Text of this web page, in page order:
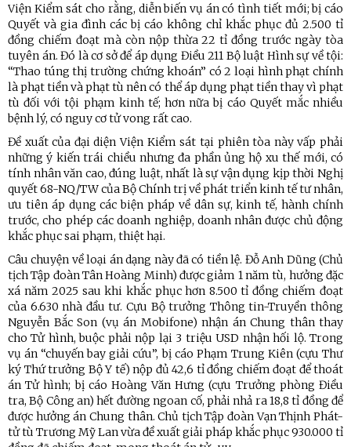
Viện Kiểm sát cho rằng, diễn biến vụ án có tình tiết mới; bị cáo
Quyết và gia đình các bị cáo không chỉ khắc phục đủ 2.500 tỉ
đồng chiếm đoạt mà còn nộp thừa 22 tỉ đồng trước ngày tòa
tuyên án. Đó là cơ sở để áp dụng Điều 211 Bộ luật Hình sự về tội:
“Thao túng thị trường chứng khoán” có 2 loại hình phạt chính
là phạt tiền và phạt tù nên có thể áp dụng phạt tiền thay vì phạt
tù đối với tội phạm kinh tế; hơn nữa bị cáo Quyết mắc nhiều
bệnh lý, có nguy cơ tử vong rất cao.
Đề xuất của đại diện Viện Kiểm sát tại phiên tòa này vấp phải
những ý kiến trái chiều nhưng đa phần ủng hộ xu thế mới, có
tính nhân văn cao, đúng luật, nhất là sự vận dụng kịp thời Nghị
quyết 68-NQ/TW của Bộ Chính trị về phát triển kinh tế tư nhân,
ưu tiên áp dụng các biện pháp về dân sự, kinh tế, hành chính
trước, cho phép các doanh nghiệp, doanh nhân được chủ động
khắc phục sai phạm, thiệt hại.
Câu chuyện về loại án dạng này đã có tiền lệ. Đỗ Anh Dũng (Chủ
tịch Tập đoàn Tân Hoàng Minh) được giảm 1 năm tù, hưởng đặc
xá năm 2025 sau khi khắc phục hơn 8.500 tỉ đồng chiếm đoạt
của 6.630 nhà đầu tư. Cựu Bộ trưởng Thông tin-Truyền thông
Nguyễn Bắc Son (vụ án Mobifone) nhận án Chung thân thay
cho Tử hình, buộc phải nộp lại 3 triệu USD nhận hối lộ. Trong
vụ án “chuyến bay giải cứu”, bị cáo Phạm Trung Kiên (cựu Thư
ký Thứ trưởng Bộ Y tế) nộp đủ 42,6 tỉ đồng chiếm đoạt để thoát
án Tử hình; bị cáo Hoàng Văn Hưng (cựu Trưởng phòng Điều
tra, Bộ Công an) hết đường ngoan cố, phải nhả ra 18,8 tỉ đồng để
được hưởng án Chung thân. Chủ tịch Tập đoàn Vạn Thịnh Phát-
tử tù Trương Mỹ Lan vừa đề xuất giải pháp khắc phục 930.000 tỉ